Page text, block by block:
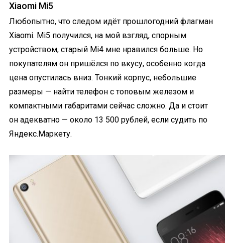
Xiaomi Mi5
Любопытно, что следом идёт прошлогодний флагман
Xiaomi. Mi5 получился, на мой взгляд, спорным
устройством, старый Mi4 мне нравился больше. Но
покупателям он пришёлся по вкусу, особенно когда
цена опустилась вниз. Тонкий корпус, небольшие
размеры — найти телефон с топовым железом и
компактными габаритами сейчас сложно. Да и стоит
он адекватно — около 13 500 рублей, если судить по
Яндекс.Маркету.